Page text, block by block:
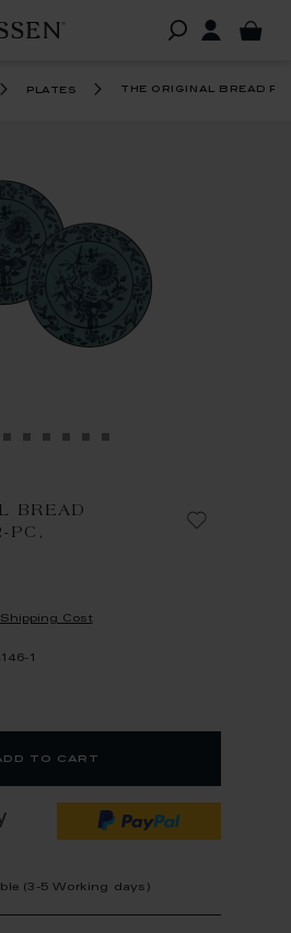
plates the original bread
BREAD
PC,
Shipping Cost
1
to cart
(3-5 Working days)